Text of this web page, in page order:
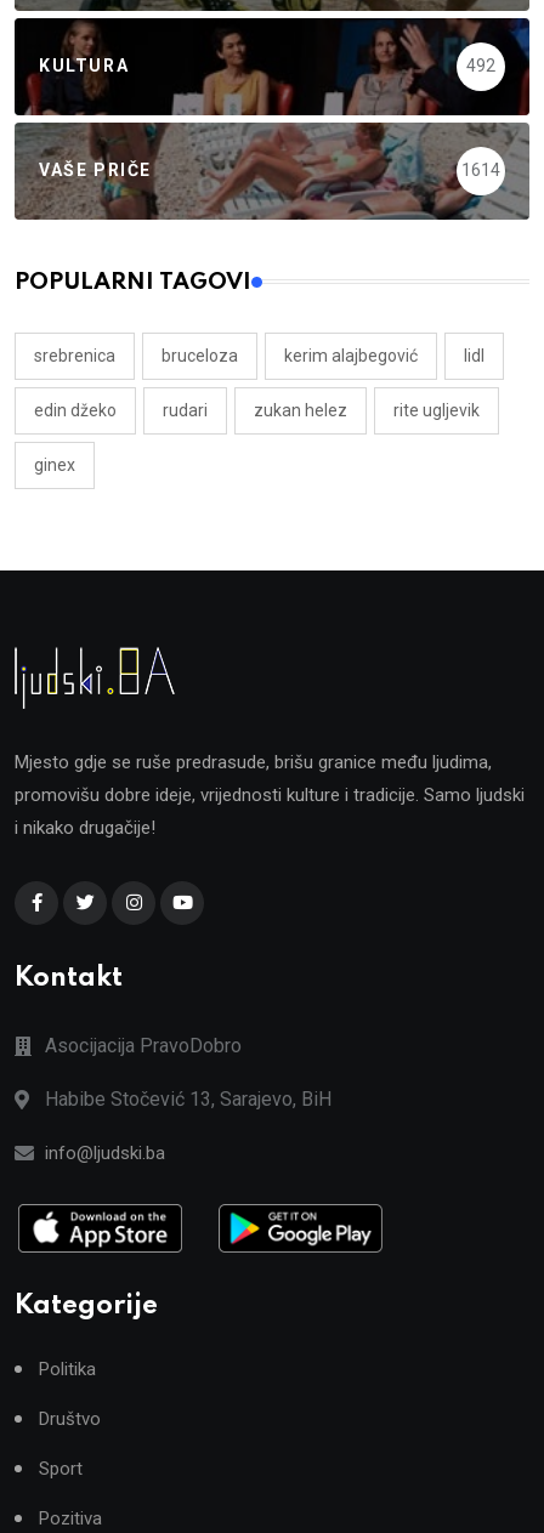
KULTURA 492
VAŠE PRIČE 1614
POPULARNI TAGOVI
srebrenica bruceloza kerim alajbegović lidl
edin džeko rudari zukan helez rite ugljevik
ginex
Mjesto gdje se ruše predrasude, brišu granice među ljudima,
promovišu dobre ideje, vrijednosti kulture i tradicije. Samo ljudski
i nikako drugačije!
Kontakt
Asocijacija PravoDobro
Habibe Stočević 13, Sarajevo, BiH
info@ljudski.ba
Kategorije
Politika
Društvo
Sport
Pozitiva